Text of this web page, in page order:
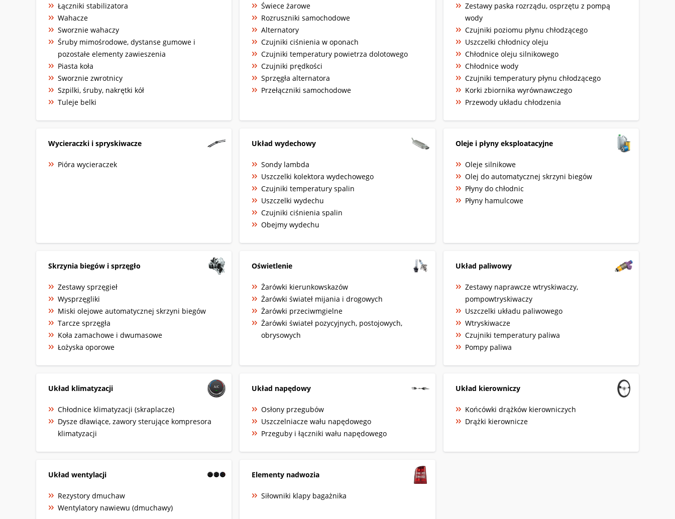
Łączniki stabilizatora
Wahacze
Sworznie wahaczy
Śruby mimośrodowe, dystanse gumowe i
pozostałe elementy zawieszenia
Piasta koła
Sworznie zwrotnicy
Szpilki, śruby, nakrętki kół
Tuleje belki
Świece żarowe
Rozruszniki samochodowe
Alternatory
Czujniki ciśnienia w oponach
Czujniki temperatury powietrza dolotowego
Czujniki prędkości
Sprzęgła alternatora
Przełączniki samochodowe
Zestawy paska rozrządu, osprzętu z pompą
wody
Czujniki poziomu płynu chłodzącego
Uszczelki chłodnicy oleju
Chłodnice oleju silnikowego
Chłodnice wody
Czujniki temperatury płynu chłodzącego
Korki zbiornika wyrównawczego
Przewody układu chłodzenia
Wycieraczki i spryskiwacze
Pióra wycieraczek
Układ wydechowy
Sondy lambda
Uszczelki kolektora wydechowego
Czujniki temperatury spalin
Uszczelki wydechu
Czujniki ciśnienia spalin
Obejmy wydechu
Oleje i płyny eksploatacyjne
Oleje silnikowe
Olej do automatycznej skrzyni biegów
Płyny do chłodnic
Płyny hamulcowe
Skrzynia biegów i sprzęgło
Zestawy sprzęgieł
Wysprzęgliki
Miski olejowe automatycznej skrzyni biegów
Tarcze sprzęgła
Koła zamachowe i dwumasowe
Łożyska oporowe
Oświetlenie
Żarówki kierunkowskazów
Żarówki świateł mijania i drogowych
Żarówki przeciwmgielne
Żarówki świateł pozycyjnych, postojowych,
obrysowych
Układ paliwowy
Zestawy naprawcze wtryskiwaczy,
pompowtryskiwaczy
Uszczelki układu paliwowego
Wtryskiwacze
Czujniki temperatury paliwa
Pompy paliwa
Układ klimatyzacji
Chłodnice klimatyzacji (skraplacze)
Dysze dławiące, zawory sterujące kompresora
klimatyzacji
Układ napędowy
Osłony przegubów
Uszczelniacze wału napędowego
Przeguby i łączniki wału napędowego
Układ kierowniczy
Końcówki drążków kierowniczych
Drążki kierownicze
Układ wentylacji
Rezystory dmuchaw
Wentylatory nawiewu (dmuchawy)
Elementy nadwozia
Siłowniki klapy bagażnika